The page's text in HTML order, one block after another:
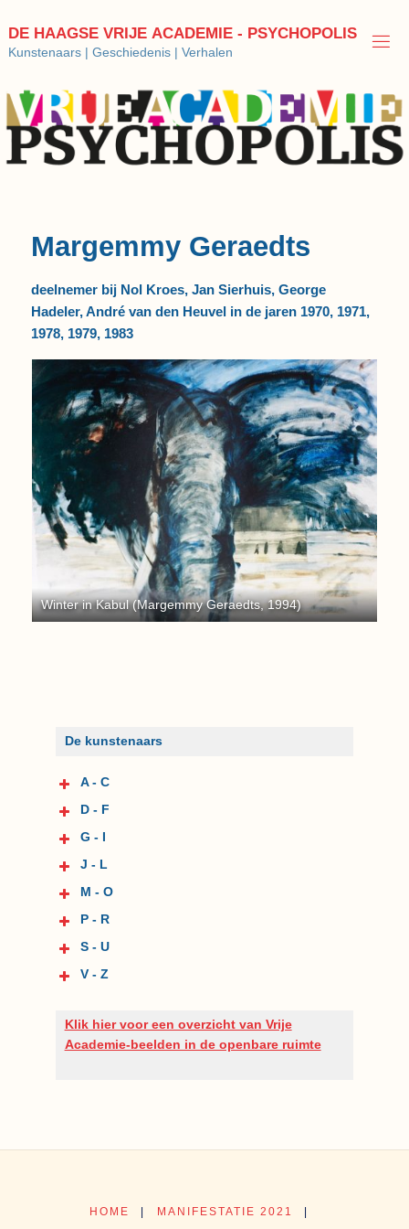
naar
de
DE HAAGSE VRIJE ACADEMIE - PSYCHOPOLIS
Kunstenaars | Geschiedenis | Verhalen
Margemmy Geraedts
deelnemer bij Nol Kroes, Jan Sierhuis, George
Hadeler, André van den Heuvel in de jaren 1970, 1971,
1978, 1979, 1983
Winter in Kabul (Margemmy Geraedts, 1994)
De kunstenaars
A - C
D - F
G - I
J - L
M - O
P - R
S - U
V - Z
Klik hier voor een overzicht van Vrije
Academie-beelden in de openbare ruimte
HOME MANIFESTATIE 2021